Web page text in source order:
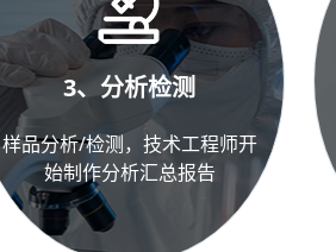
3、分析检测
样品分析/检测，技术工程师开
始制作分析汇总报告